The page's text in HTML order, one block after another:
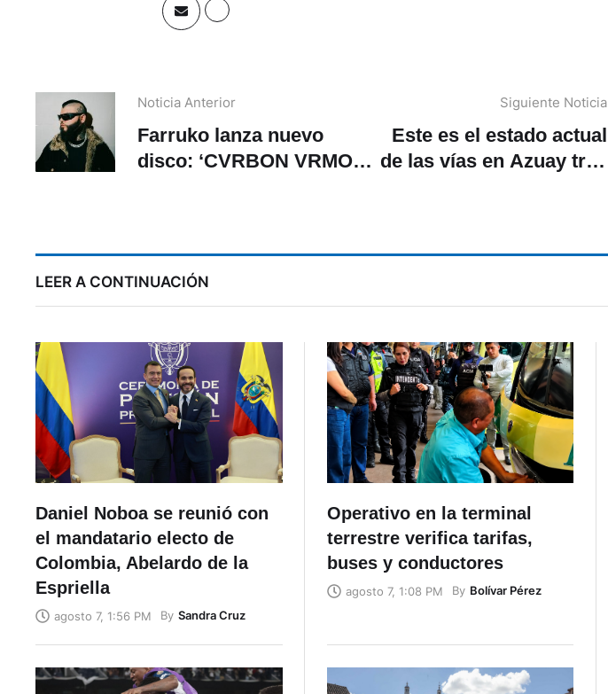
Noticia Anterior
Farruko lanza nuevo
disco: ‘CVRBON VRMOR
Siguiente Noticia
Este es el estado actual
de las vías en Azuay tras
LEER A CONTINUACIÓN
Daniel Noboa se reunió con
el mandatario electo de
Colombia, Abelardo de la
Espriella
agosto 7, 1:56 PM By Sandra Cruz
Operativo en la terminal
terrestre verifica tarifas,
buses y conductores
agosto 7, 1:08 PM By Bolívar Pérez